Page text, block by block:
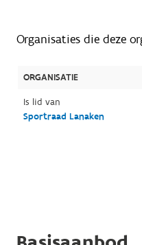
Organisaties die deze
ORGANISATIE
Is lid van
Sportraad Lanaken